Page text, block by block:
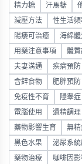
精力糖 汗馬糖
減壓方法 性生活頻
陽痿可治癒 海綿體
用藥注意事項 體質
夫妻溝通 疾病預防
含鋅食物 肥胖預防
免疫性不育 隱睾症
電腦使用 遺精調理
藥物影響生育 無精
黑色水果 泌尿系統
藥物治療 咖啡因影